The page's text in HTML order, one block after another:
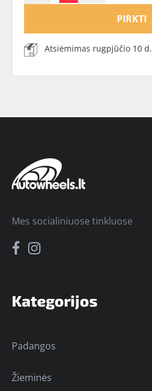
PIRKTI
Atsiėmimas rugpjūčio 10 d.
Kategorijos
Padangos
Žieminės
Mes socialiniuose tinkluose